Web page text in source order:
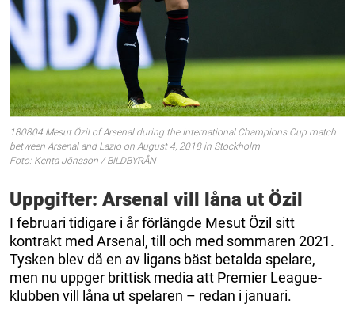
180804 Mesut Özil of Arsenal during the International Champions Cup match
between Arsenal and Lazio on August 4, 2018 in Stockholm.
Foto: Kenta Jönsson / BILDBYRÅN
Uppgifter: Arsenal vill låna ut Özil
I februari tidigare i år förlängde Mesut Özil sitt
kontrakt med Arsenal, till och med sommaren 2021.
Tysken blev då en av ligans bäst betalda spelare,
men nu uppger brittisk media att Premier League-
klubben vill låna ut spelaren – redan i januari.